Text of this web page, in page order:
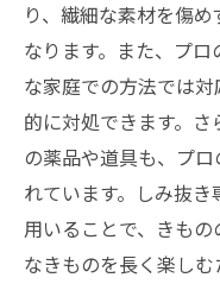
長持ちする
プロフェッ
秘訣
きものの素
繊細なデザ
法
きものの色
り、繊細な素材を傷
なります。また、プ
な家庭での方法では
的に対処できます。
の薬品や道具も、プ
れています。しみ抜
用いることで、きも
なきものを長く楽し